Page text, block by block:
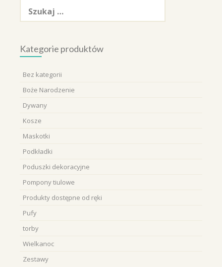
Kategorie produktów
Bez kategorii
Boże Narodzenie
Dywany
Kosze
Maskotki
Podkładki
Poduszki dekoracyjne
Pompony tiulowe
Produkty dostępne od ręki
Pufy
torby
Wielkanoc
Zestawy